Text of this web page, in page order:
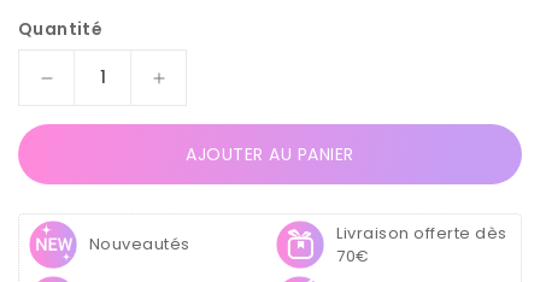
habituel
Quantité
Réduire
Lime
à
ongles
Droite
Augmenter
Lime
à
ongles
AJOUTER AU PANIER
Nouveautés
Livraison offerte dès
70€